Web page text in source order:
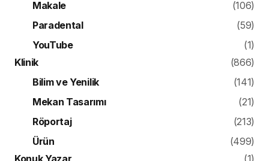
Makale
(106)
Paradental
(59)
YouTube
(1)
Klinik
(866)
Bilim ve Yenilik
(141)
Mekan Tasarımı
(21)
Röportaj
(213)
Ürün
(499)